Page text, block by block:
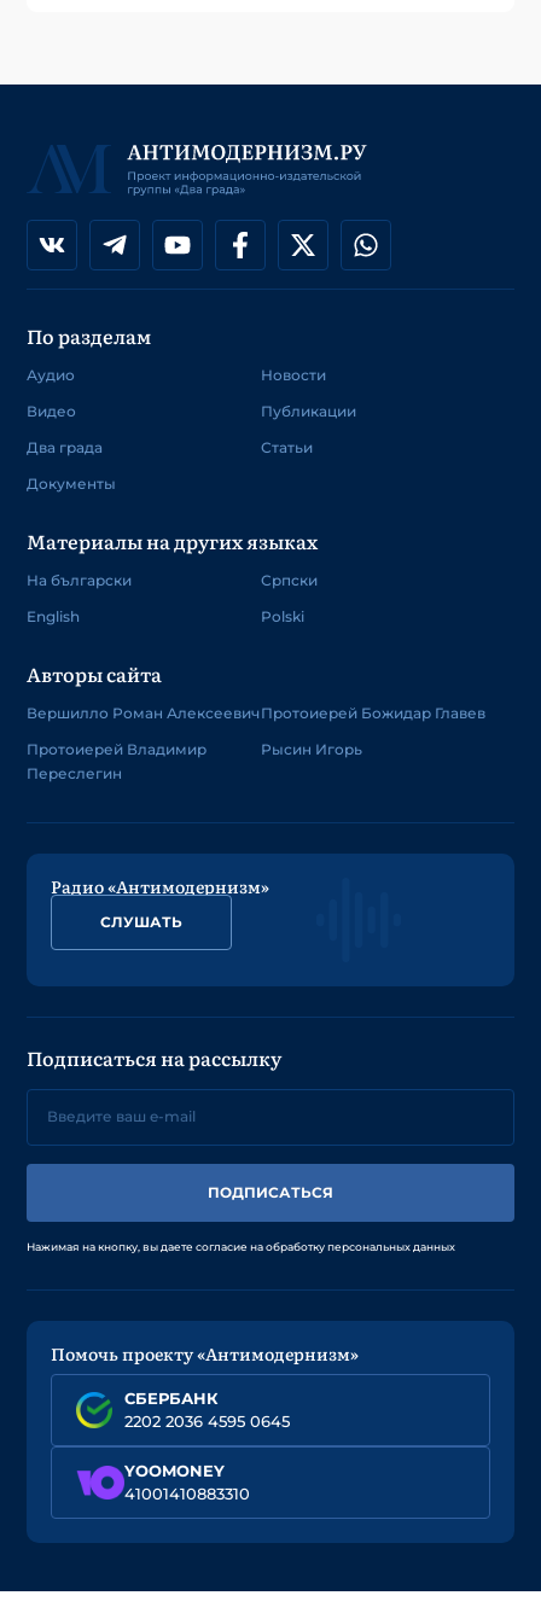
По разделам
Аудио
Видео
Два града
Документы
Новости
Публикации
Статьи
Материалы на других языках
На български
English
Српски
Polski
Авторы сайта
Вершилло Роман Алексеевич
Протоиерей Владимир
Переслегин
Протоиерей Божидар Главев
Рысин Игорь
Радио «Антимодернизм»
СЛУШАТЬ
Подписаться на рассылку
ПОДПИСАТЬСЯ
Нажимая на кнопку, вы даете согласие на обработку персональных данных
Помочь проекту «Антимодернизм»
СБЕРБАНК
2202 2036 4595 0645
YOOMONEY
41001410883310